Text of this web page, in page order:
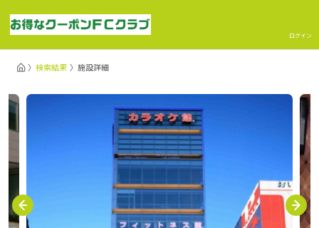
ログイン
検索結果 施設詳細